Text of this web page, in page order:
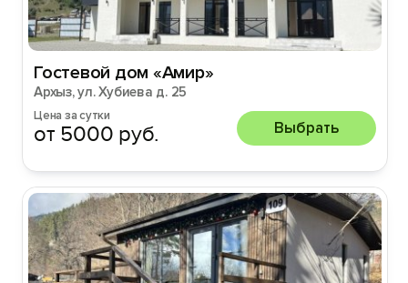
Гостевой дом «Амир»
Архыз, ул. Хубиева д. 25
Цена за сутки
от 5000 руб. Выбрать